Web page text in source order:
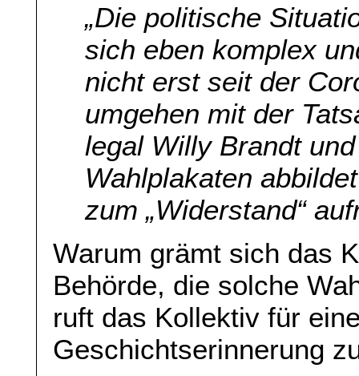
„Die politische
sich eben komplex
nicht erst seit der
umgehen mit der
legal Willy Brandt
Wahlplakaten
zum „Widerstand“
Warum grämt sich das
Behörde, die solche
ruft das Kollektiv für
Geschichtserinnerung